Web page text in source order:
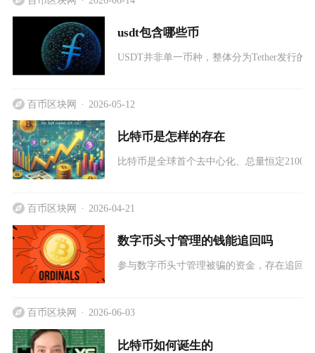
usdt包含哪些币
USDT并非单一币种，整体分为Tether发行
百币区块网 2026-05-12
比特币是怎样的存在
比特币是全球首个去中心化、总量恒定2100
百币区块网 2026-04-21
数字币头寸管理的钱能追回吗
参与数字币头寸管理被骗的资金，存在追回
百币区块网 2026-06-03
比特币如何诞生的